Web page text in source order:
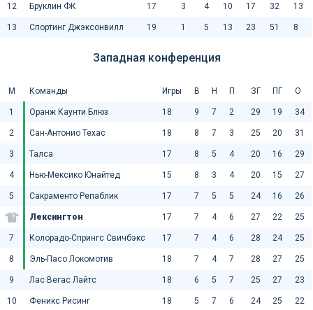
12 Бруклин ФК 17 3 4 10 17 32 13
13 Спортинг Джэксонвилл 19 1 5 13 23 51 8
Западная конференция
М Команды Игры В Н П ЗГ ПГ О
1 Оранж Каунти Блюз 18 9 7 2 29 19 34
2 Сан-Антонио Техас 18 8 7 3 25 20 31
3 Талса 17 8 5 4 20 16 29
4 Нью-Мексико Юнайтед 15 8 3 4 20 15 27
5 Сакраменто Репаблик 17 7 5 5 24 16 26
Лексингтон 17 7 4 6 27 22 25
7 Колорадо-Спрингс Свичбэкс 17 7 4 6 28 24 25
8 Эль-Пасо Локомотив 18 7 4 7 28 27 25
9 Лас Вегас Лайтс 18 6 5 7 25 27 23
10 Феникс Рисинг 18 5 7 6 24 25 22